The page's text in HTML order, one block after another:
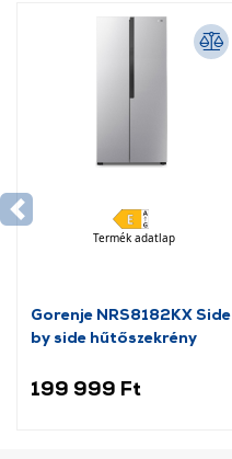
Termék adatlap
Gorenje NRS8182KX Side
by side hűtőszekrény
199 999 Ft